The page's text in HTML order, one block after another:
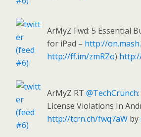
ArMyZ Fwd: 5 Essential
for iPad – http://
http://ff.im/zmRZo)
ArMyZ RT @TechCrunch
License Violations In
http://tcrn.ch/fwq7aW by